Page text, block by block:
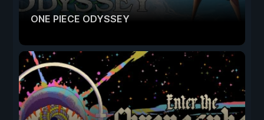
ONE PIECE ODYSSEY